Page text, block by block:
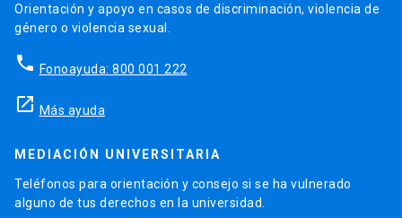
Orientación y apoyo en casos de discriminación, violencia de
género o violencia sexual.
phone Fonoayuda: 800 001 222
launch Más ayuda
MEDIACIÓN UNIVERSITARIA
Teléfonos para orientación y consejo si se ha vulnerado
alguno de tus derechos en la universidad.